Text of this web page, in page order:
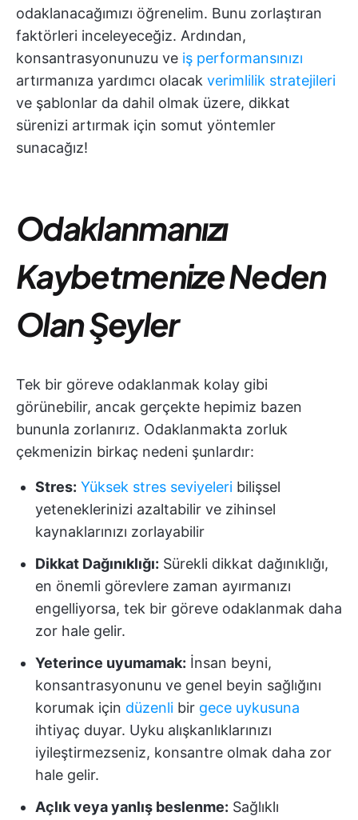
odaklanacağımızı öğrenelim. Bunu zorlaştıran
faktörleri inceleyeceğiz. Ardından,
konsantrasyonunuzu ve iş performansınızı
artırmanıza yardımcı olacak verimlilik stratejileri
ve şablonlar da dahil olmak üzere, dikkat
sürenizi artırmak için somut yöntemler
sunacağız!
Odaklanmanızı
Kaybetmenize Neden
Olan Şeyler
Tek bir göreve odaklanmak kolay gibi
görünebilir, ancak gerçekte hepimiz bazen
bununla zorlanırız. Odaklanmakta zorluk
çekmenizin birkaç nedeni şunlardır:
Stres: Yüksek stres seviyeleri bilişsel
yeteneklerinizi azaltabilir ve zihinsel
kaynaklarınızı zorlayabilir
Dikkat Dağınıklığı: Sürekli dikkat dağınıklığı,
en önemli görevlere zaman ayırmanızı
engelliyorsa, tek bir göreve odaklanmak daha
zor hale gelir.
Yeterince uyumamak: İnsan beyni,
konsantrasyonunu ve genel beyin sağlığını
korumak için düzenli bir gece uykusuna
ihtiyaç duyar. Uyku alışkanlıklarınızı
iyileştirmezseniz, konsantre olmak daha zor
hale gelir.
Açlık veya yanlış beslenme: Sağlıklı